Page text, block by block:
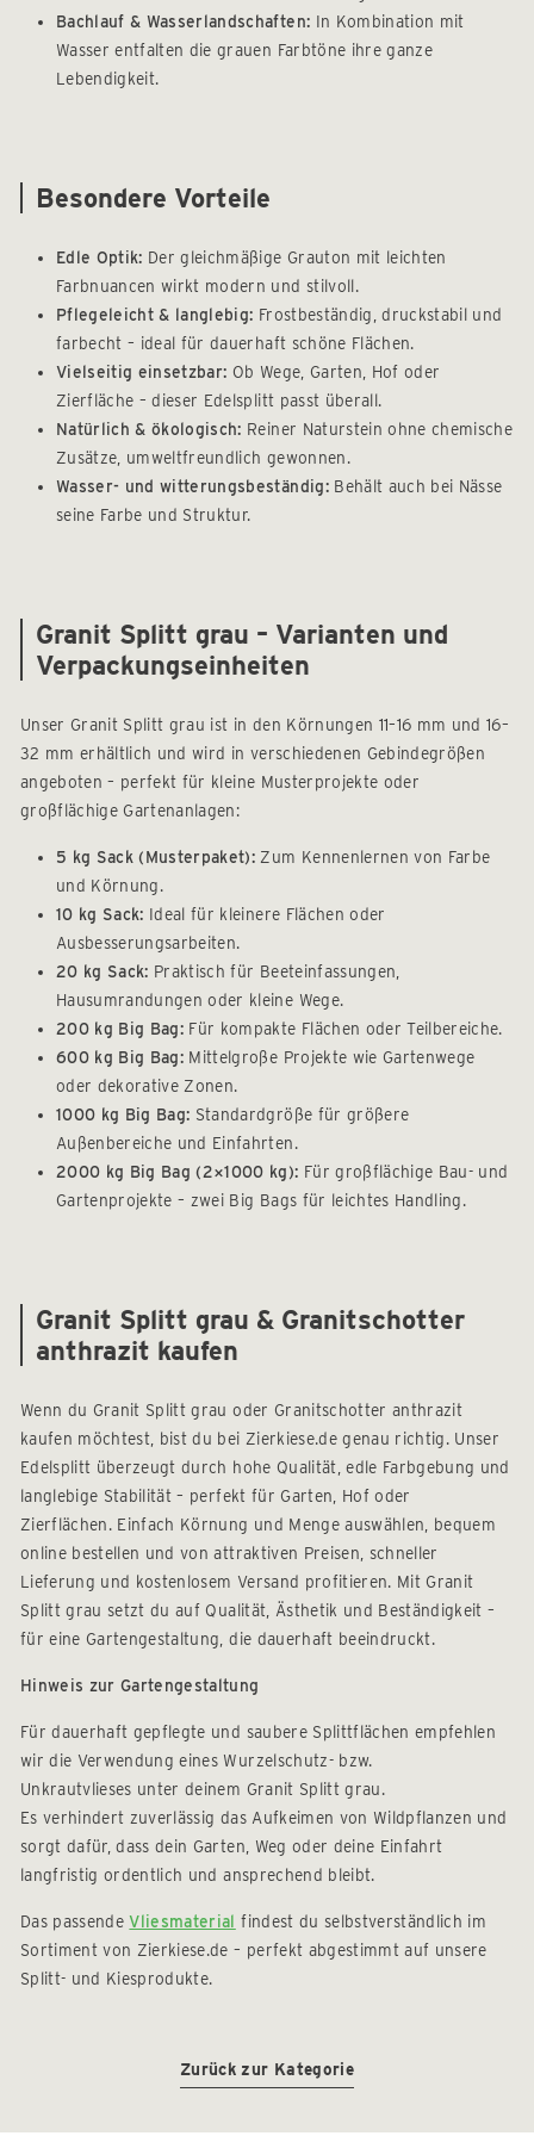
Bachlauf & Wasserlandschaften: In Kombination mit
Wasser entfalten die grauen Farbtöne ihre ganze
Lebendigkeit.
Besondere Vorteile
Edle Optik: Der gleichmäßige Grauton mit leichten
Farbnuancen wirkt modern und stilvoll.
Pflegeleicht & langlebig: Frostbeständig, druckstabil und
farbecht – ideal für dauerhaft schöne Flächen.
Vielseitig einsetzbar: Ob Wege, Garten, Hof oder
Zierfläche – dieser Edelsplitt passt überall.
Natürlich & ökologisch: Reiner Naturstein ohne chemische
Zusätze, umweltfreundlich gewonnen.
Wasser- und witterungsbeständig:Behält auch bei Nässe
seine Farbe und Struktur.
Granit Splitt grau – Varianten und
Verpackungseinheiten
Unser Granit Splitt grau ist in den Körnungen 11–16 mm und 16–
32 mm erhältlich und wird in verschiedenen Gebindegrößen
angeboten – perfekt für kleine Musterprojekte oder
großflächige Gartenanlagen:
5 kg Sack (Musterpaket): Zum Kennenlernen von Farbe
und Körnung.
10 kg Sack: Ideal für kleinere Flächen oder
Ausbesserungsarbeiten.
20 kg Sack: Praktisch für Beeteinfassungen,
Hausumrandungen oder kleine Wege.
200 kg Big Bag: Für kompakte Flächen oder Teilbereiche.
600 kg Big Bag: Mittelgroße Projekte wie Gartenwege
oder dekorative Zonen.
1000 kg Big Bag: Standardgröße für größere
Außenbereiche und Einfahrten.
2000 kg Big Bag (2×1000 kg): Für großflächige Bau- und
Gartenprojekte – zwei Big Bags für leichtes Handling.
Granit Splitt grau & Granitschotter
anthrazit kaufen
Wenn du Granit Splitt grau oder Granitschotter anthrazit
kaufen möchtest, bist du bei Zierkiese.de genau richtig. Unser
Edelsplitt überzeugt durch hohe Qualität, edle Farbgebung und
langlebige Stabilität – perfekt für Garten, Hof oder
Zierflächen. Einfach Körnung und Menge auswählen, bequem
online bestellen und von attraktiven Preisen, schneller
Lieferung und kostenlosem Versand profitieren. Mit Granit
Splitt grau setzt du auf Qualität, Ästhetik und Beständigkeit –
für eine Gartengestaltung, die dauerhaft beeindruckt.
Hinweis zur Gartengestaltung
Für dauerhaft gepflegte und saubere Splittflächen empfehlen
wir die Verwendung eines Wurzelschutz- bzw.
Unkrautvlieses unter deinem Granit Splitt grau.
Es verhindert zuverlässig das Aufkeimen von Wildpflanzen und
sorgt dafür, dass dein Garten, Weg oder deine Einfahrt
langfristig ordentlich und ansprechend bleibt.
Das passendeVliesmaterial findest du selbstverständlich im
Sortiment von Zierkiese.de – perfekt abgestimmt auf unsere
Splitt- und Kiesprodukte.
Zurück zur Kategorie